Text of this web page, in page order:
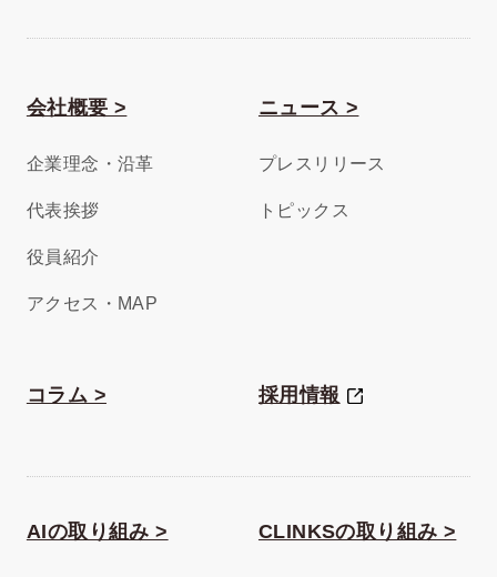
会社概要 >
企業理念・沿革
代表挨拶
役員紹介
アクセス・MAP
ニュース >
プレスリリース
トピックス
コラム > 採用情報
AIの取り組み > CLINKSの取り組み >